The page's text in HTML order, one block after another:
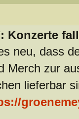
Konzerte
neu, dass
Merch zur
lieferbar